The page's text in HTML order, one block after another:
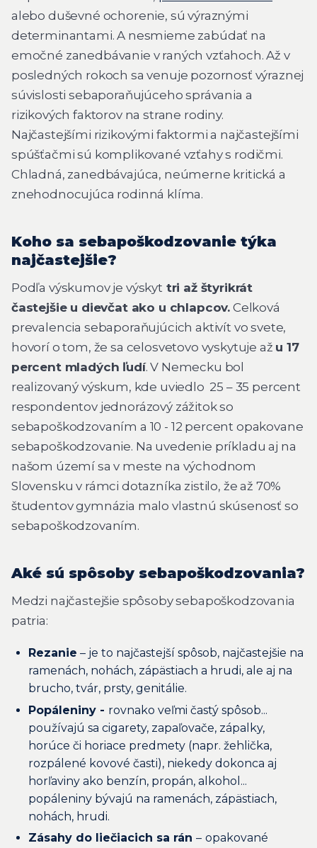
alebo duševné ochorenie, sú výraznými
determinantami. A nesmieme zabúdať na
emočné zanedbávanie v raných vzťahoch. Až v
posledných rokoch sa venuje pozornosť výraznej
súvislosti sebaporaňujúceho správania a
rizikových faktorov na strane rodiny.
Najčastejšími rizikovými faktormi a najčastejšími
spúšťačmi sú komplikované vzťahy s rodičmi.
Chladná, zanedbávajúca, neúmerne kritická a
znehodnocujúca rodinná klíma.
Koho sa sebapoškodzovanie týka
najčastejšie?
Podľa výskumov je výskyt tri až štyrikrát
častejšie u dievčat ako u chlapcov. Celková
prevalencia sebaporaňujúcich aktivít vo svete,
hovorí o tom, že sa celosvetovo vyskytuje až u 17
percent mladých ľudí. V Nemecku bol
realizovaný výskum, kde uviedlo 25 – 35 percent
respondentov jednorázový zážitok so
sebapoškodzovaním a 10 - 12 percent opakovane
sebapoškodzovanie. Na uvedenie príkladu aj na
našom území sa v meste na východnom
Slovensku v rámci dotazníka zistilo, že až 70%
študentov gymnázia malo vlastnú skúsenosť so
sebapoškodzovaním.
Aké sú spôsoby sebapoškodzovania?
Medzi najčastejšie spôsoby sebapoškodzovania
patria:
Rezanie – je to najčastejší spôsob, najčastejšie na
ramenách, nohách, zápästiach a hrudi, ale aj na
brucho, tvár, prsty, genitálie.
Popáleniny - rovnako veľmi častý spôsob...
používajú sa cigarety, zapaľovače, zápalky,
horúce či horiace predmety (napr. žehlička,
rozpálené kovové časti), niekedy dokonca aj
horľaviny ako benzín, propán, alkohol...
popáleniny bývajú na ramenách, zápästiach,
nohách, hrudi.
Zásahy do liečiacich sa rán – opakované